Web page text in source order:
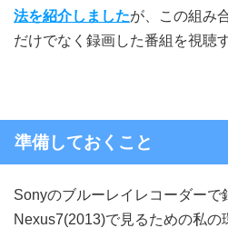
法を紹介しましたが、この組み
だけでなく録画した番組を視聴
準備しておくこと
Sonyのブルーレイレコーダーで
Nexus7(2013)で見るための私の